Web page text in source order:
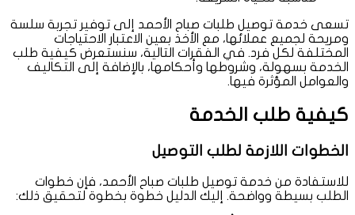
تسعى خدمة توصيل طلبات صباح الأحمد إلى توفير تجربة سلسة
ومريحة لجميع عملائها، مع الأخذ بعين الاعتبار الاحتياجات
المختلفة لكل فرد. في الفقرات التالية، سنستعرض كيفية طلب
الخدمة بسهولة، وشروطها وأحكامها، بالإضافة إلى التكاليف
والعوامل المؤثرة فيها.
كيفية طلب الخدمة
الخطوات اللازمة لطلب التوصيل
للاستفادة من خدمة توصيل طلبات صباح الأحمد، فإن خطوات
الطلب بسيطة وواضحة. إليك الدليل خطوة بخطوة لتحقيق ذلك: